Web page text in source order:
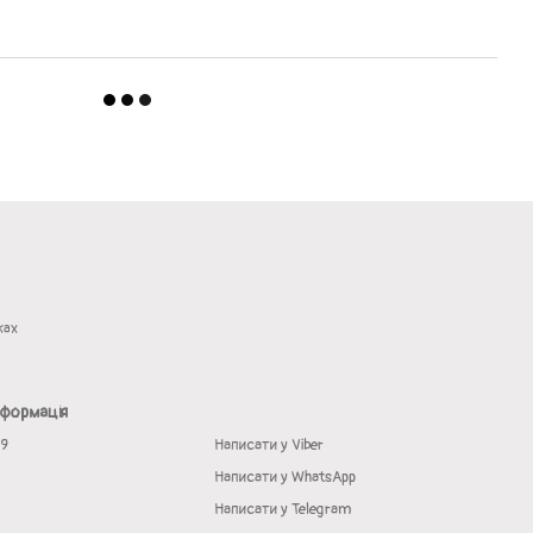
Написати у Viber
Написати у WhatsApp
Написати у Telegram